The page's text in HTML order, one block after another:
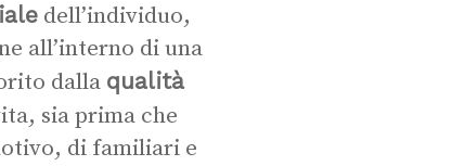
dell’individuo,
all’interno di una
dalla qualità
sia prima che
di familiari e